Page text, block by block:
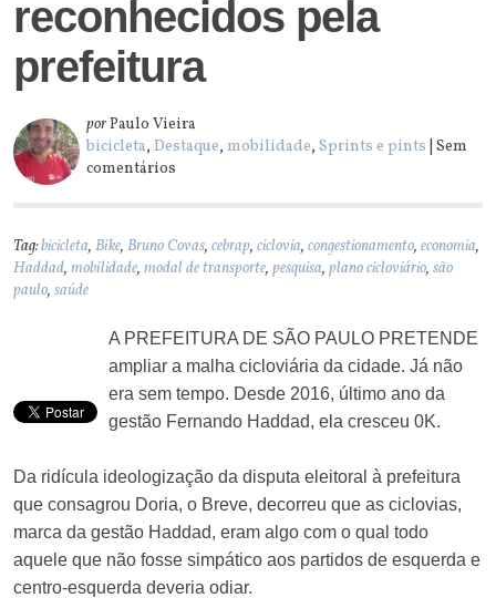
reconhecidos pela
prefeitura
porPaulo Vieira
bicicleta,Destaque,mobilidade,Sprints e pints | Sem
comentários
Tag:bicicleta,Bike,Bruno Covas,cebrap,ciclovia,congestionamento,economia,
Haddad,mobilidade,modal de transporte,pesquisa,plano cicloviário,são
paulo,saúde
A PREFEITURA DE SÃO PAULO PRETENDE
ampliar a malha cicloviária da cidade. Já não
era sem tempo. Desde 2016, último ano da
gestão Fernando Haddad, ela cresceu 0K.
Da ridícula ideologização da disputa eleitoral à prefeitura
que consagrou Doria, o Breve, decorreu que as ciclovias,
marca da gestão Haddad, eram algo com o qual todo
aquele que não fosse simpático aos partidos de esquerda e
centro-esquerda deveria odiar.